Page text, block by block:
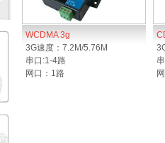
WCDMA 3g
3G速度：7.2M/5.76M
串口:1-4路
网口：1路